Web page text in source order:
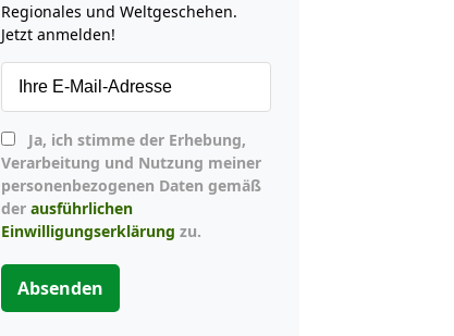
Regionales und Weltgeschehen.
Jetzt anmelden!
Verarbeitung und Nutzung meiner
personenbezogenen Daten gemäß
der ausführlichen
Einwilligungserklärung zu.
Absenden